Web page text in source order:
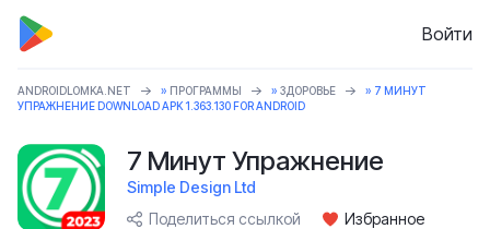
Войти
ANDROIDLOMKA.NET » ПРОГРАММЫ » ЗДОРОВЬЕ
» 7 МИНУТ
УПРАЖНЕНИЕ DOWNLOAD APK 1.363.130 FOR ANDROID
7 Минут Упражнение
Simple Design Ltd
Поделиться ссылкой
Избранное